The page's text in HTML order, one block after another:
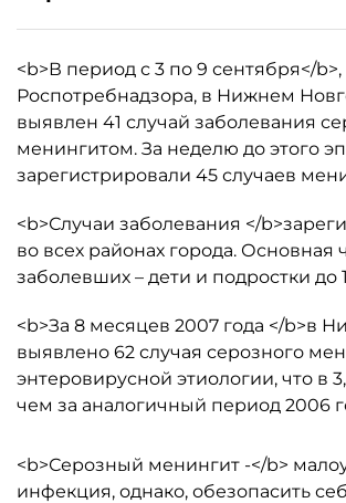
<b>В период с 3 по 9 сентября</
Роспотребнадзора, в Нижнем
выявлен 41 случай заболевания
менингитом. За неделю до этого
зарегистрировали 45 случаев
<b>Случаи заболевания </
во всех районах города. Основная
заболевших – дети и подростки до
<b>За 8 месяцев 2007 года </b>в
выявлено 62 случая серозного
энтеровирусной этиологии, что в
чем за аналогичный период 2006
<b>Серозный менингит -</b>
инфекция, однако, обезопасить